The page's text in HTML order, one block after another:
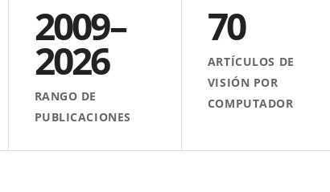
2009–
2026
RANGO DE
PUBLICACIONES
70
ARTÍCULOS DE
VISIÓN POR
COMPUTADOR